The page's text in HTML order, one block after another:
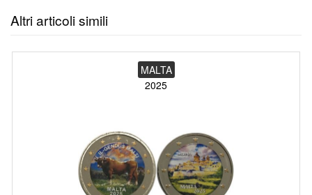
Altri articoli simili
MALTA
2025